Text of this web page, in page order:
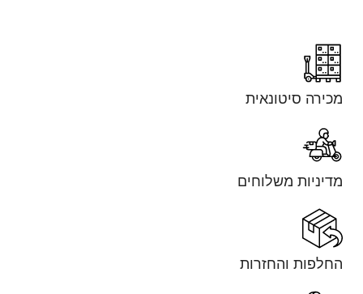
מכירה סיטונאית
מדיניות משלוחים
החלפות והחזרות